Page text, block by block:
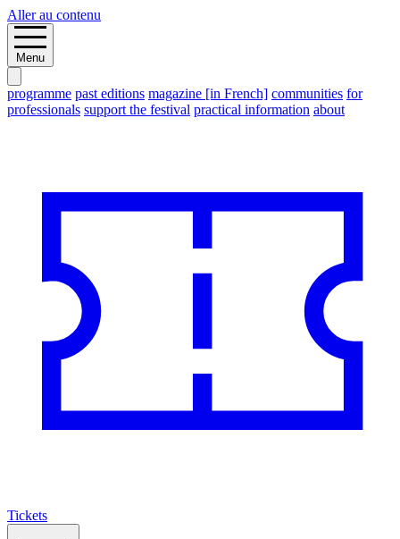
Aller au contenu
Menu
programme past editions magazine [in French] communities for
professionals support the festival practical information about
Tickets